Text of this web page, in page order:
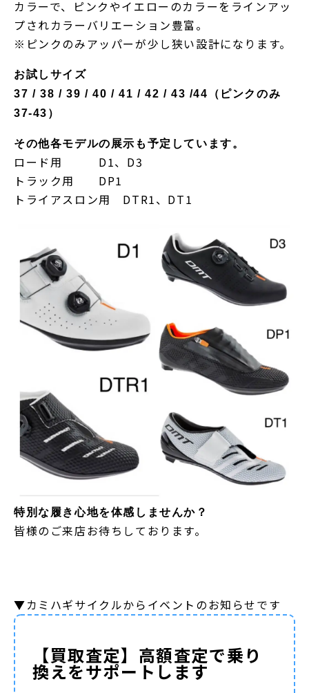
カラーで、ピンクやイエローのカラーをラインアッ
プされカラーバリエーション豊富。
※ピンクのみアッパーが少し狭い設計になります。
お試しサイズ
37 / 38 / 39 / 40 / 41 / 42 / 43 /44（ピンクのみ
37-43）
その他各モデルの展示も予定しています。
ロード用 D1、D3
トラック用 DP1
トライアスロン用 DTR1、DT1
特別な履き心地を体感しませんか？
皆様のご来店お待ちしております。
▼カミハギサイクルからイベントのお知らせです
【買取査定】高額査定で乗り
換えをサポートします